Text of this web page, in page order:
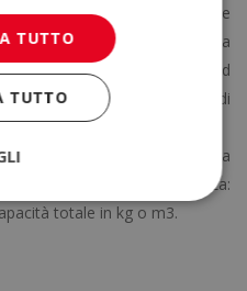
: sarebbe il valore percentuale
nel
last mile
(consegna
l’efficacia dei trasporti ed
Si calcola così: nº di
consegne effettuate x 100.
è un indicatore della
di volume. Si contabilizza:
totale in kg o m3.
TUTTO
TUTTO